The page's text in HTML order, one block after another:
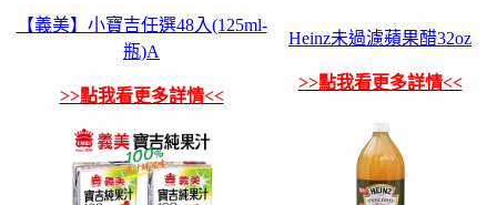
【義美】小寶吉任選48入(125ml-
瓶)A
>>點我看更多詳情<<
Heinz未過濾蘋果醋32oz
>>點我看更多詳情<<